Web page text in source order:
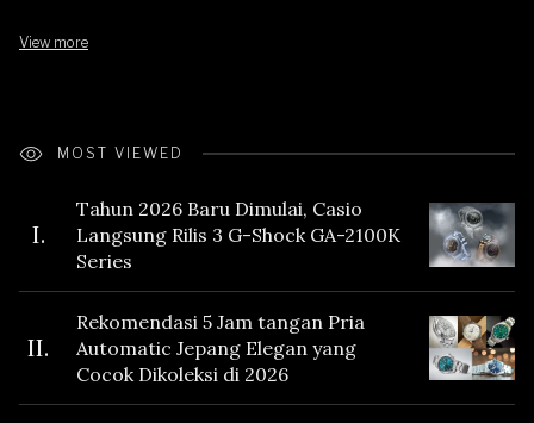
View more
MOST VIEWED
I.
Tahun 2026 Baru Dimulai, Casio
Langsung Rilis 3 G-Shock GA-2100K
Series
II.
Rekomendasi 5 Jam tangan Pria
Automatic Jepang Elegan yang
Cocok Dikoleksi di 2026